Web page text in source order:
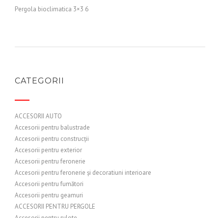
Pergola bioclimatica 3×3 6
CATEGORII
ACCESORII AUTO
Accesorii pentru balustrade
Accesorii pentru construcții
Accesorii pentru exterior
Accesorii pentru feronerie
Accesorii pentru feronerie și decoratiuni interioare
Accesorii pentru fumători
Accesorii pentru geamuri
ACCESORII PENTRU PERGOLE